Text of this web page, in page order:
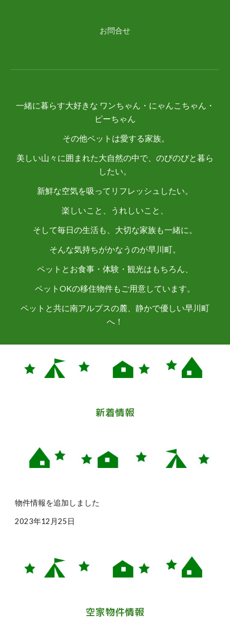
お問合せ
一緒に暮らす大好きな ワンちゃん・にゃんこちゃん・
ピーちゃん
その他ペットは愛する家族。
美しい山々に囲まれた大自然の中で、のびのびと暮ら
したい。
新鮮な空気を吸ってリフレッシュしたい。
楽しいこと、うれしいこと、
そして毎日の生活も、大切な家族も一緒に。
そんな気持ちがかなうのが早川町。
ペットとお食事・体験・観光はもちろん、
ペットOKの移住物件もご用意しています。
ペットと共に南アルプスの麓、静かで優しい早川町
へ！
新着情報
物件情報を追加しました
2023年12月25日
空家物件情報